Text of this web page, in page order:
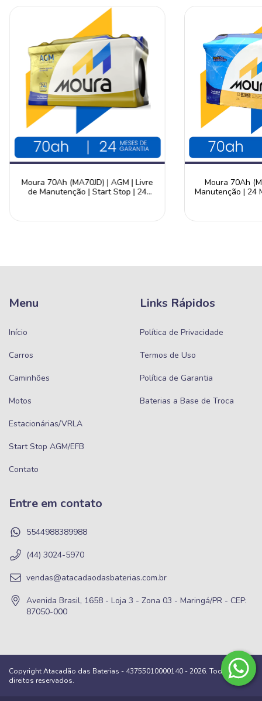
Moura 70Ah (MA70JD) | AGM | Livre
de Manutenção | Start Stop | 24
Moura 70Ah
Manutenção | 24
Menu
Início
Carros
Caminhões
Motos
Estacionárias/VRLA
Start Stop AGM/EFB
Contato
Links Rápidos
Política de Privacidade
Termos de Uso
Política de Garantia
Baterias a Base de Troca
Entre em contato
5544988389988
(44) 3024-5970
vendas@atacadaodasbaterias.com.br
Avenida Brasil, 1658 - Loja 3 - Zona 03 - Maringá/PR - CEP:
87050-000
Copyright Atacadão das Baterias - 43755010000140 - 2026. Todos os
direitos reservados.